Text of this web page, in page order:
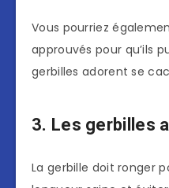
Vous pourriez
approuvés pour qu’ils
gerbilles adorent se
3. Les gerbilles
La gerbille doit ronger